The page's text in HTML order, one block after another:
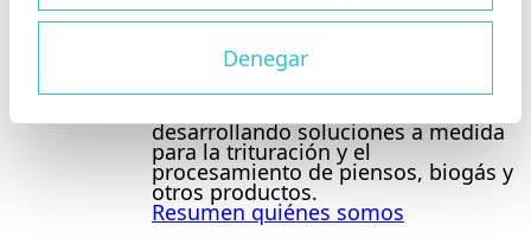
Denegar
Estudiantes
Solicitar en línea
Quiénes somos
En Tietjen, nuestro equipo, siempre
desarrollando soluciones a medida
para la trituración y el
procesamiento de piensos, biogás y
otros productos.
Resumen quiénes somos